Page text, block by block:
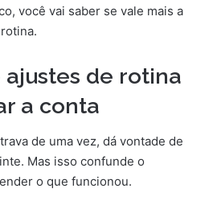
você vai saber se vale mais a
de rotina
a conta
de uma vez, dá vontade de
Mas isso confunde o
o que funcionou.